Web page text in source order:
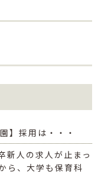
】採用は・・・
人の求人が止まっ
ら、大学も保育科